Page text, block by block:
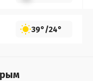
39°/24°